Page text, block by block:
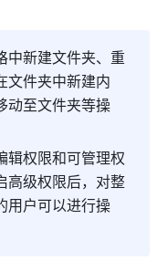
中新建文件夹、重
文件夹中新建内
动至文件夹等操
辑权限和可管理权
高级权限后，对整
用户可以进行操